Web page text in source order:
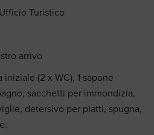
Turistico
arrivo
(2 x WC), 1 sapone
sacchetti per immondizia,
detersivo per piatti, spugna,